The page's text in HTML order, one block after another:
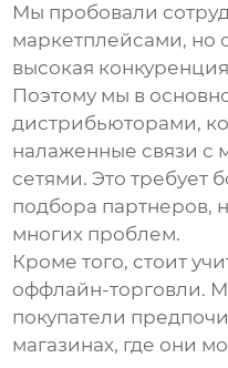
Мы пробовали
маркетплейсами, но
высокая
Поэтому мы в
дистрибьюторами,
налаженные связи с
сетями. Это требует
подбора партнеров,
многих проблем.
Кроме того, стоит
оффлайн-торговли.
покупатели
магазинах, где они